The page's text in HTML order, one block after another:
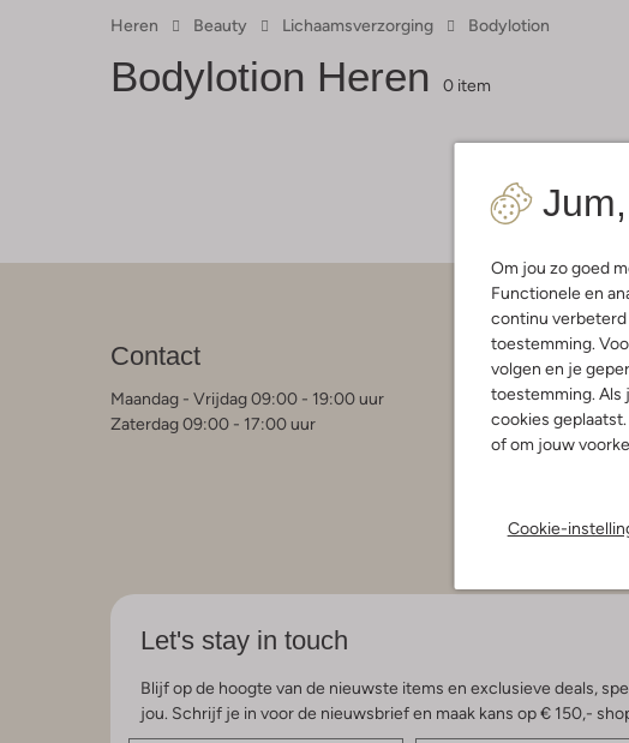
Om jou zo goed
Functionele en
continu verbeterd
toestemming.
volgen en je
toestemming. Als
cookies
of om jouw
Cookie-
Heren Beauty Lichaamsverzorging Bodylotion
Bodylotion Heren 0 item
Contact
Maandag - Vrijdag 09:00 - 19:00 uur
Zaterdag 09:00 - 17:00 uur
Klantendienst
Contact
Veelgestelde vragen
Bestellen en
Betaalmogelijkheden
Retourneren en
Kleding en
Let's stay in touch
Blijf op de hoogte van de nieuwste items en exclusieve deals,
jou. Schrijf je in voor de nieuwsbrief en maak kans op € 150,-